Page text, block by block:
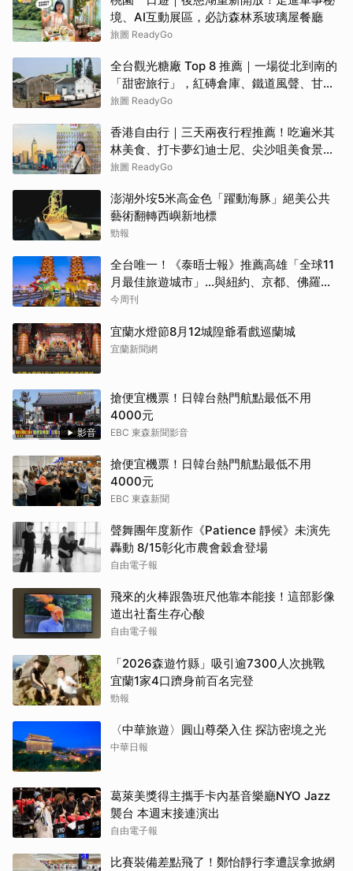
境、AI互動展區，必訪森林系玻璃屋餐廳
旅圖 ReadyGo
全台觀光糖廠 Top 8 推薦｜一場從北到南的
「甜密旅行」，紅磚倉庫、鐵道風聲、甘蔗
香氣交織！
旅圖 ReadyGo
香港自由行｜三天兩夜行程推薦！吃遍米其
林美食、打卡夢幻迪士尼、尖沙咀美食景點
全攻略
旅圖 ReadyGo
澎湖外垵5米高金色「躍動海豚」絕美公共
藝術翻轉西嶼新地標
勁報
全台唯一！《泰晤士報》推薦高雄「全球11
月最佳旅遊城市」…與紐約、京都、佛羅倫
斯共同入榜，理由曝光
今周刊
宜蘭水燈節8月12城隍爺看戲巡蘭城
宜蘭新聞網
影音
搶便宜機票！日韓台熱門航點最低不用
4000元
EBC 東森新聞影音
搶便宜機票！日韓台熱門航點最低不用
4000元
EBC 東森新聞
聲舞團年度新作《Patience 靜候》未演先
轟動 8/15彰化市農會穀倉登場
自由電子報
飛來的火棒跟魯班尺他靠本能接！這部影像
道出社畜生存心酸
自由電子報
「2026森遊竹縣」吸引逾7300人次挑戰
宜蘭1家4口躋身前百名完登
勁報
〈中華旅遊〉圓山尊榮入住 探訪密境之光
中華日報
葛萊美獎得主攜手卡內基音樂廳NYO Jazz
襲台 本週末接連演出
自由電子報
比賽裝備差點飛了！鄭怡靜行李遭誤拿掀網